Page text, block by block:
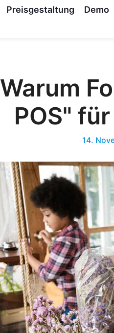
Preisgestaltung Demo
Warum
POS"
14.